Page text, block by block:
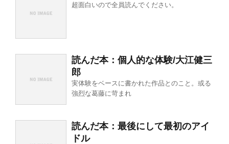
超面白いので全員読んでください。
読んだ本：個人的な体験/大江健三
郎
実体験をベースに書かれた作品とのこと。或る
強烈な葛藤に苛まれ
読んだ本：最後にして最初のアイ
ドル